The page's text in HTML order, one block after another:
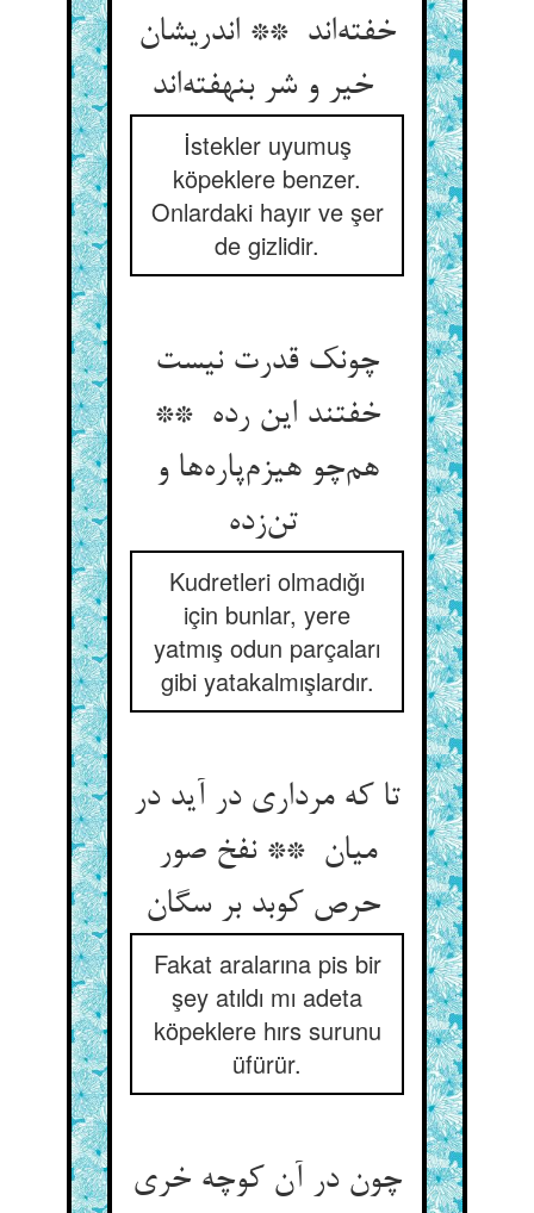
خفته‌اند ** اندریشان
İstekler uyumuş
köpeklere benzer.
Onlardaki hayır ve şer
de gizlidir.
چونک قدرت نیست
خفتند این رده **
هم‌چو هیزم‌پاره‌ها و
تن‌زده
Kudretleri olmadığı
için bunlar, yere
yatmış odun parçaları
gibi yatakalmışlardır.
تا که مرداری در آید در
میان ** نفخ صور
حرص کوبد بر سگان
Fakat aralarına pis bir
şey atıldı mı adeta
köpeklere hırs surunu
üfürür.
چون در آن کوچه خری